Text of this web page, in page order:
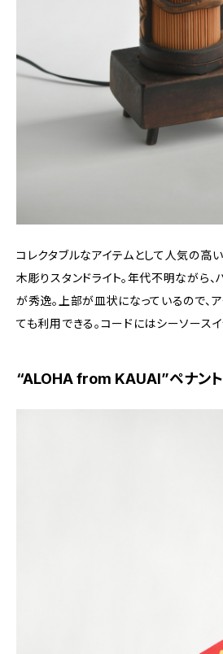
コレクタブルなアイテムとして人気の高
木彫りスタンドライト。年代不明ながら、
が秀逸。上部が皿状になっているので、
ても利用できる。コードにはシーソースイ
“ALOHA from KAUAI”ペナント